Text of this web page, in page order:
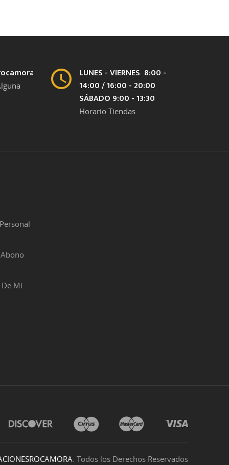
LUNES - VIERNES 8:00 -
14:00 / 16:00 - 20:00
SÁBADO 9:00 - 13:30
Horario Tiendas
Mi
. Todos los Derechos Reservados